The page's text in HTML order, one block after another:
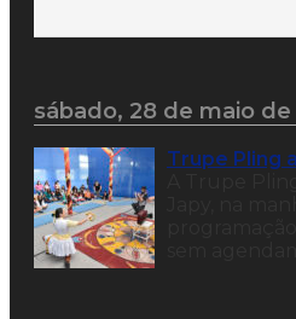
sábado, 28 de maio de
Trupe Pling